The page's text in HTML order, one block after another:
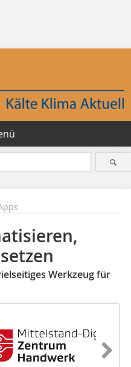
Werkzeug für